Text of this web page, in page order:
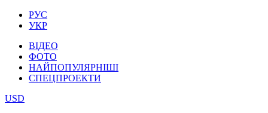
РУС
УКР
ВІДЕО
ФОТО
НАЙПОПУЛЯРНІШІ
СПЕЦПРОЕКТИ
USD